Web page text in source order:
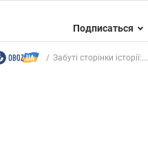
Подписаться
Забуті сторінки історії:...